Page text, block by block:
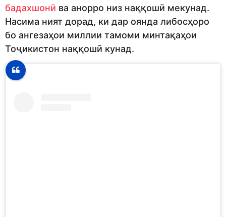
бадахшонӣ ва анорро низ наққошӣ мекунад.
Насима ният дорад, ки дар оянда либосҳоро
бо ангезаҳои миллии тамоми минтақаҳои
Тоҷикистон наққошӣ кунад.